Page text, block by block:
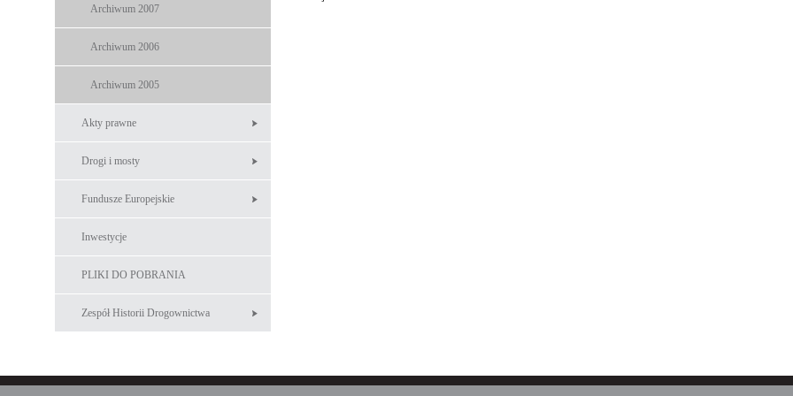
Archiwum 2007
Archiwum 2006
Archiwum 2005
Akty prawne
Drogi i mosty
Fundusze Europejskie
Inwestycje
PLIKI DO POBRANIA
Zespół Historii Drogownictwa